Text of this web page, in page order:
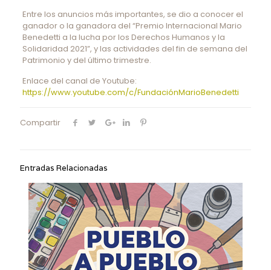
Entre los anuncios más importantes, se dio a conocer el
ganador o la ganadora del “Premio Internacional Mario
Benedetti a la lucha por los Derechos Humanos y la
Solidaridad 2021”, y las actividades del fin de semana del
Patrimonio y del último trimestre.
Enlace del canal de Youtube:
https://www.youtube.com/c/FundaciónMarioBenedetti
Compartir
Entradas Relacionadas